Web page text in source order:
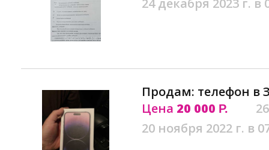
24 декабря 2023 г. в
Продам: телефон в
Цена 20 000 Р.
20 ноября 2022 г. в